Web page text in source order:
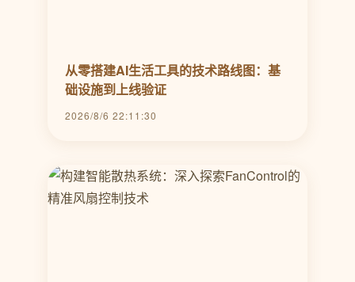
从零搭建AI生活工具的技术路线图：基
础设施到上线验证
2026/8/6 22:11:30